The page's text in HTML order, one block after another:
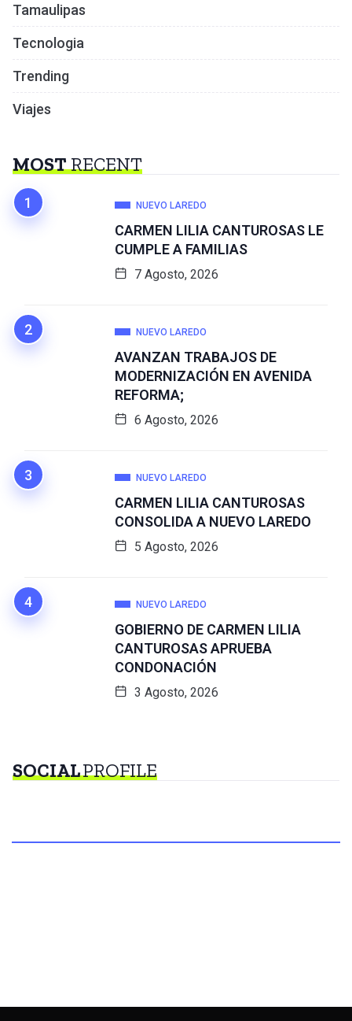
Tamaulipas
Tecnologia
Trending
Viajes
MOSTRECENT
NUEVO LAREDO
CARMEN LILIA CANTUROSAS LE
CUMPLE A FAMILIAS
7 Agosto, 2026
NUEVO LAREDO
AVANZAN TRABAJOS DE
MODERNIZACIÓN EN AVENIDA
REFORMA;
6 Agosto, 2026
NUEVO LAREDO
CARMEN LILIA CANTUROSAS
CONSOLIDA A NUEVO LAREDO
5 Agosto, 2026
NUEVO LAREDO
GOBIERNO DE CARMEN LILIA
CANTUROSAS APRUEBA
CONDONACIÓN
3 Agosto, 2026
SOCIALPROFILE